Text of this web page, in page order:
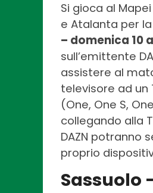
Si gioca al
e Atalanta per la
– domenica 10
sull’emittente
assistere al
televisore ad un
(One, One S,
collegando alla
DAZN potranno
proprio
Sassuolo